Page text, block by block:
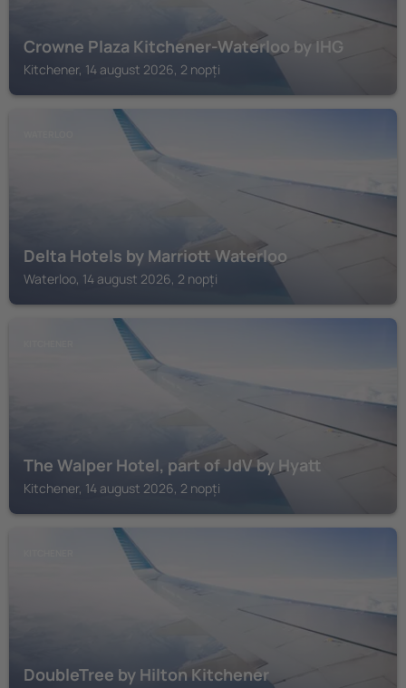
Crowne Plaza Kitchener-Waterloo by IHG
Kitchener, 14 august 2026, 2 nopți
Delta Hotels by Marriott Waterloo
Waterloo, 14 august 2026, 2 nopți
The Walper Hotel, part of JdV by Hyatt
Kitchener, 14 august 2026, 2 nopți
DoubleTree by Hilton Kitchener